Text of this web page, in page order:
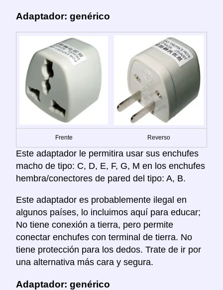
Adaptador: genérico
Frente Reverso
Este adaptador le permitira usar sus enchufes
macho de tipo: C, D, E, F, G, M en los enchufes
hembra/conectores de pared del tipo: A, B.
Este adaptador es probablemente ilegal en
algunos países, lo incluimos aquí para educar;
No tiene conexión a tierra, pero permite
conectar enchufes con terminal de tierra. No
tiene protección para los dedos. Trate de ir por
una alternativa más cara y segura.
Adaptador: genérico